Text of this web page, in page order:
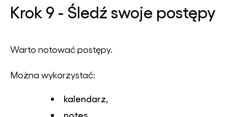
Krok 9 - Śledź swoje postępy
Warto notować postępy.
Można wykorzystać:
kalendarz,
notes,